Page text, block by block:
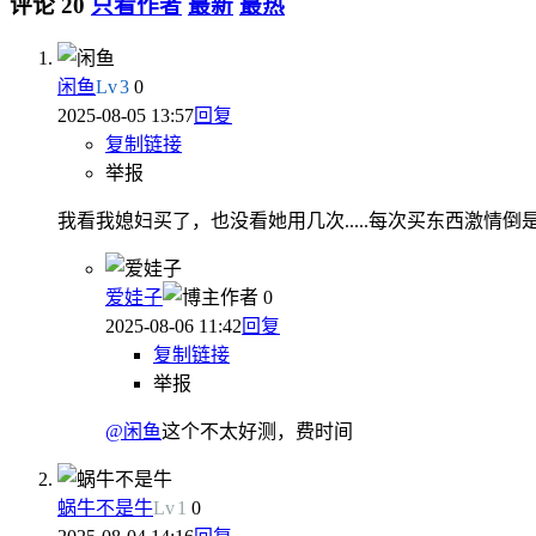
评论 20 只看作者 最新 最热
闲鱼Lv3 0
2025-08-05 13:57回复
复制链接
举报
我看我媳妇买了，也没看她用几次.....每次买东西激情倒
爱娃子 作者 0
2025-08-06 11:42回复
复制链接
举报
@闲鱼这个不太好测，费时间
蜗牛不是牛Lv1 0